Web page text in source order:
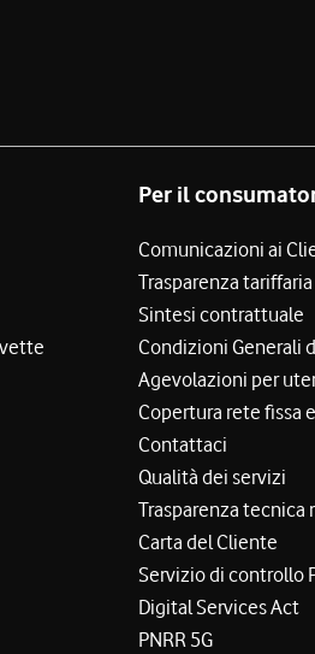
Per il
Comunicazioni ai
Trasparenza tariffaria
Sintesi contrattuale
Condizioni Generali
Agevolazioni per
Copertura rete fissa
Contattaci
Qualità dei servizi
Trasparenza tecnica
Carta del Cliente
Servizio di controllo
Digital Services Act
PNRR 5G